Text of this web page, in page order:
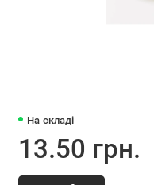
На складі
13.50 грн.